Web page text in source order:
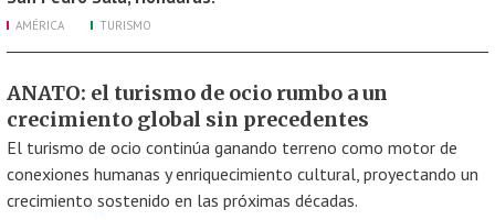
AMÉRICA TURISMO
ANATO: el turismo de ocio rumbo a un
crecimiento global sin precedentes
El turismo de ocio continúa ganando terreno como motor de
conexiones humanas y enriquecimiento cultural, proyectando un
crecimiento sostenido en las próximas décadas.